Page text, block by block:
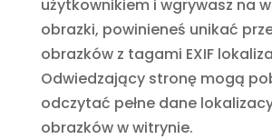
użytkownikiem i wgrywasz na
obrazki, powinieneś unikać
obrazków z tagami EXIF
Odwiedzający stronę mogą
odczytać pełne dane
obrazków w witrynie.